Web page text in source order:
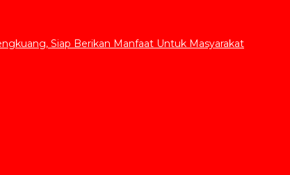
Siap Berikan Manfaat Untuk Masyarakat